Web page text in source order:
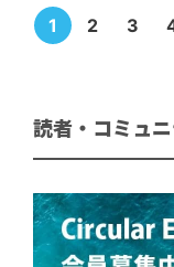
1 2 3
読者・コミュ